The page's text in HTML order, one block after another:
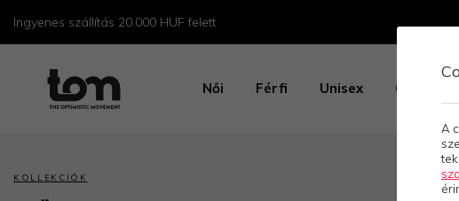
Ingyenes szállítás 20.000 HUF felett
Női Férfi Unisex Gyerek
KOLLEKCIÓK
A